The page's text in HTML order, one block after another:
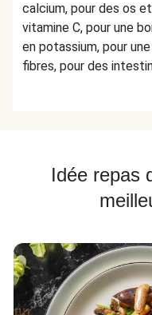
calcium, pour des os
vitamine C, pour une
en potassium, pour
fibres, pour des
Idée repas